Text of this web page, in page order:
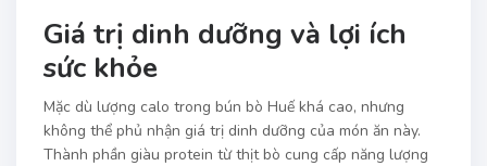
Giá trị dinh dưỡng và lợi ích
sức khỏe
Mặc dù lượng calo trong bún bò Huế khá cao, nhưng
không thể phủ nhận giá trị dinh dưỡng của món ăn này.
Thành phần giàu protein từ thịt bò cung cấp năng lượng